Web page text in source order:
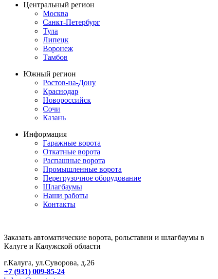
Центральный регион
Москва
Санкт-Петербург
Тула
Липецк
Воронеж
Тамбов
Южный регион
Ростов-на-Дону
Краснодар
Новороссийск
Сочи
Казань
Информация
Гаражные ворота
Откатные ворота
Распашные ворота
Промышленные ворота
Перегрузочное оборудование
Шлагбаумы
Наши работы
Контакты
Заказать автоматические ворота, рольставни и шлагбаумы в
Калуге и Калужской области
г.Калуга, ул.Суворова, д.26
+7 (931) 009-85-24